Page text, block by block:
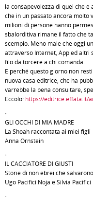
la consapevolezza di quel che è
che in un passato ancora molto
milioni di persone hanno
sbalorditiva rimane il fatto che
scempio. Meno male che oggi
attraverso Internet, App ed altri
filo da torcere a chi comanda.
E perché questo giorno non
nuova casa editrice, che ha
varrebbe la pena consultare,
Eccolo: https://editrice.effata.it/
·
GLI OCCHI DI MIA MADRE
La Shoah raccontata ai miei figli
Anna Ornstein
·
IL CACCIATORE DI GIUSTI
Storie di non ebrei che
Ugo Pacifici Noja e Silvia Pacifici